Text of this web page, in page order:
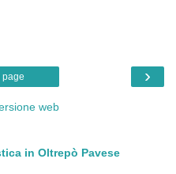
›
page
web
in Oltrepò Pavese